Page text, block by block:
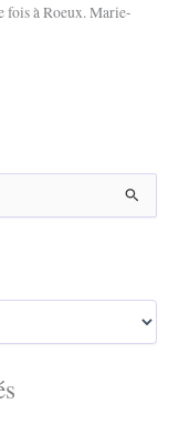
fois à Roeux. Marie-